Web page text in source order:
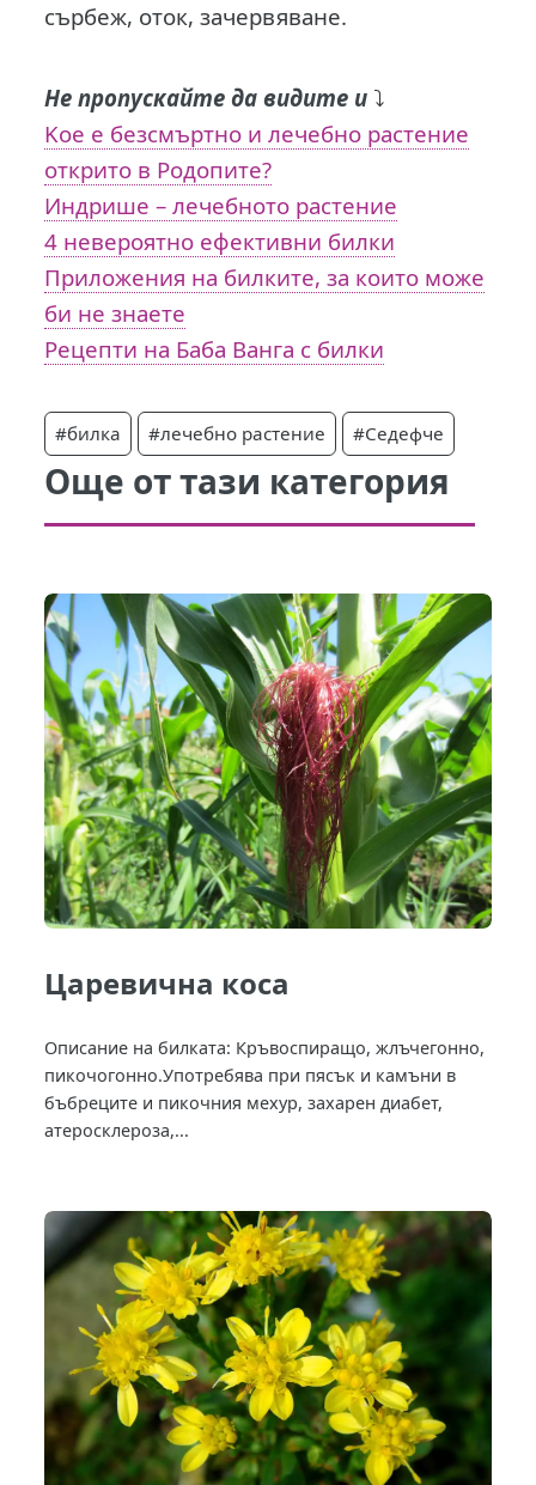
сърбеж, оток, зачервяване.
Не пропускайте да видите и ⤵️
Koe e безсмъртно и лечебно растение
открито в Родопите?
Индрише – лечебното растение
4 невероятно ефективни билки
Приложения на билките, за които може
би не знаете
Рецепти на Баба Ванга с билки
#билка #лечебно растение #Седефче
Още от тази категория
Царевична коса
Описание на билката: Кръвоспиращо, жлъчегонно,
пикочогонно.Употребява при пясък и камъни в
бъбреците и пикочния мехур, захарен диабет,
атеросклероза,...